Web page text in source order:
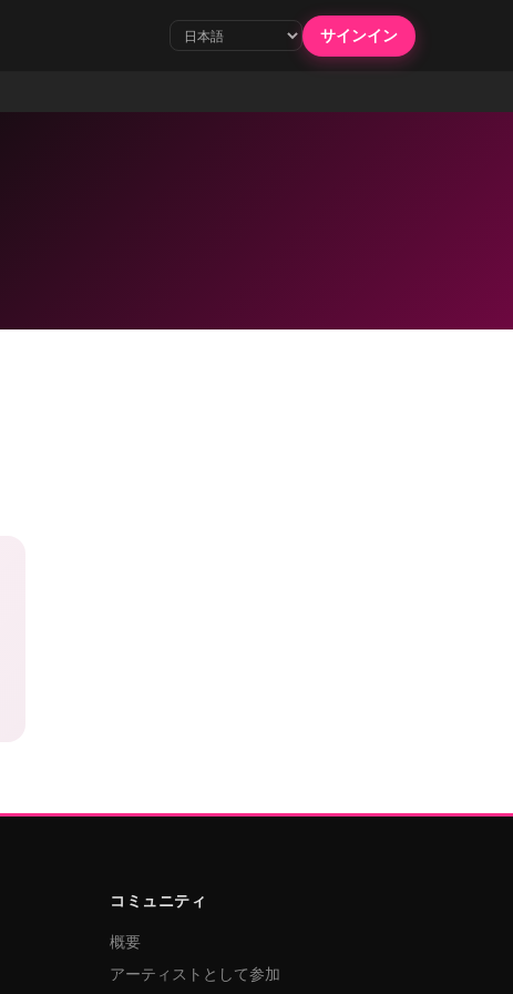
サインイン
コミュニティ
概要
アーティストとして参加